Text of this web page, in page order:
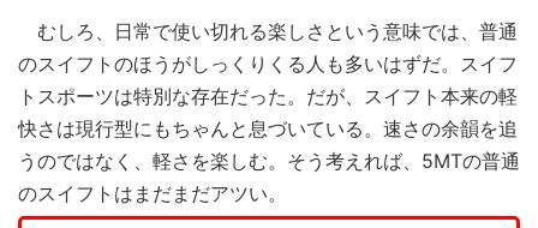
むしろ、日常で使い切れる楽しさという意味では、普通
のスイフトのほうがしっくりくる人も多いはずだ。スイフ
トスポーツは特別な存在だった。だが、スイフト本来の軽
快さは現行型にもちゃんと息づいている。速さの余韻を追
うのではなく、軽さを楽しむ。そう考えれば、5MTの普通
のスイフトはまだまだアツい。